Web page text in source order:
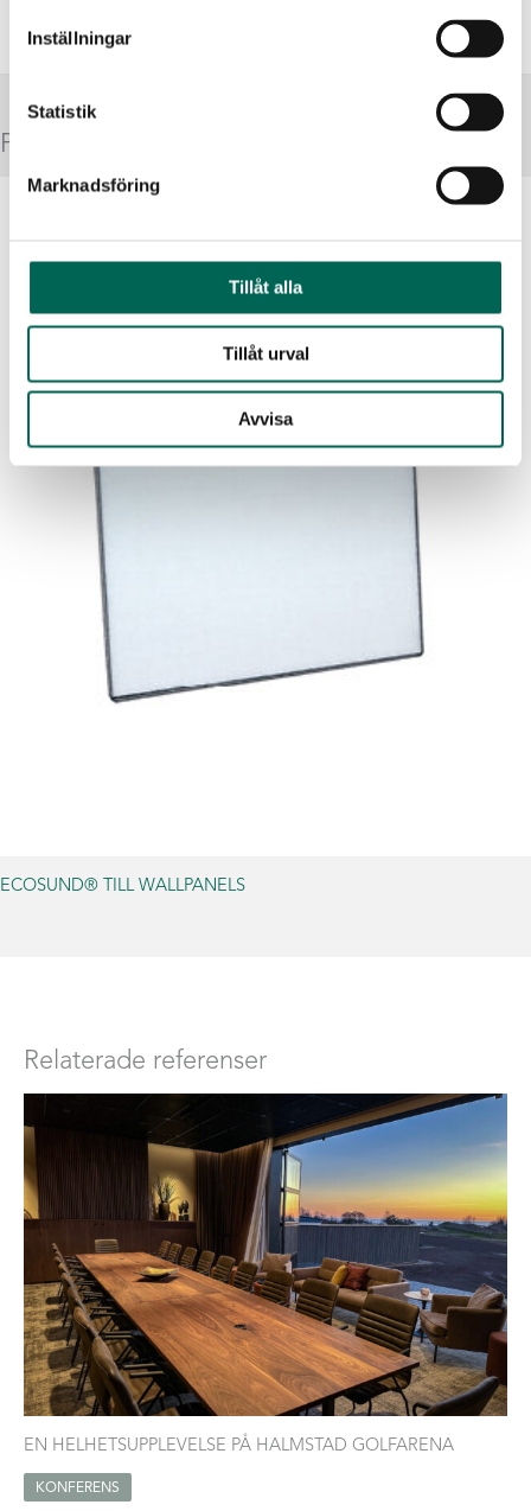
Inställningar
Statistik
Marknadsföring
Tillåt alla
Tillåt urval
Avvisa
Produkter i referens
ECOSUND® TILL WALLPANELS
Relaterade referenser
EN HELHETSUPPLEVELSE PÅ HALMSTAD GOLFARENA
KONFERENS